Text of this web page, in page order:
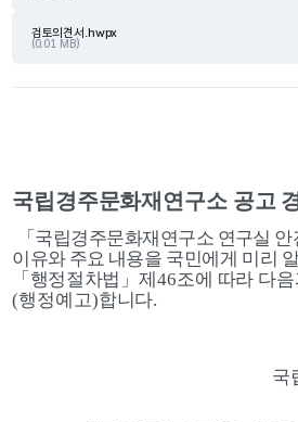
검토의견서.hwpx
(0.01 MB)
국립경주문화재연구소 공고
「 국립경주문화재연구소 연구실 안
이유와 주요 내용을 국민에게 미리
「 행정절차법 」제46조에 따라 다
(행정예고)합니다.
국